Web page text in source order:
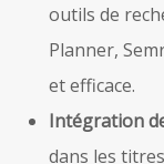
outils de
Planner,
et efficace.
Intégration
dans les